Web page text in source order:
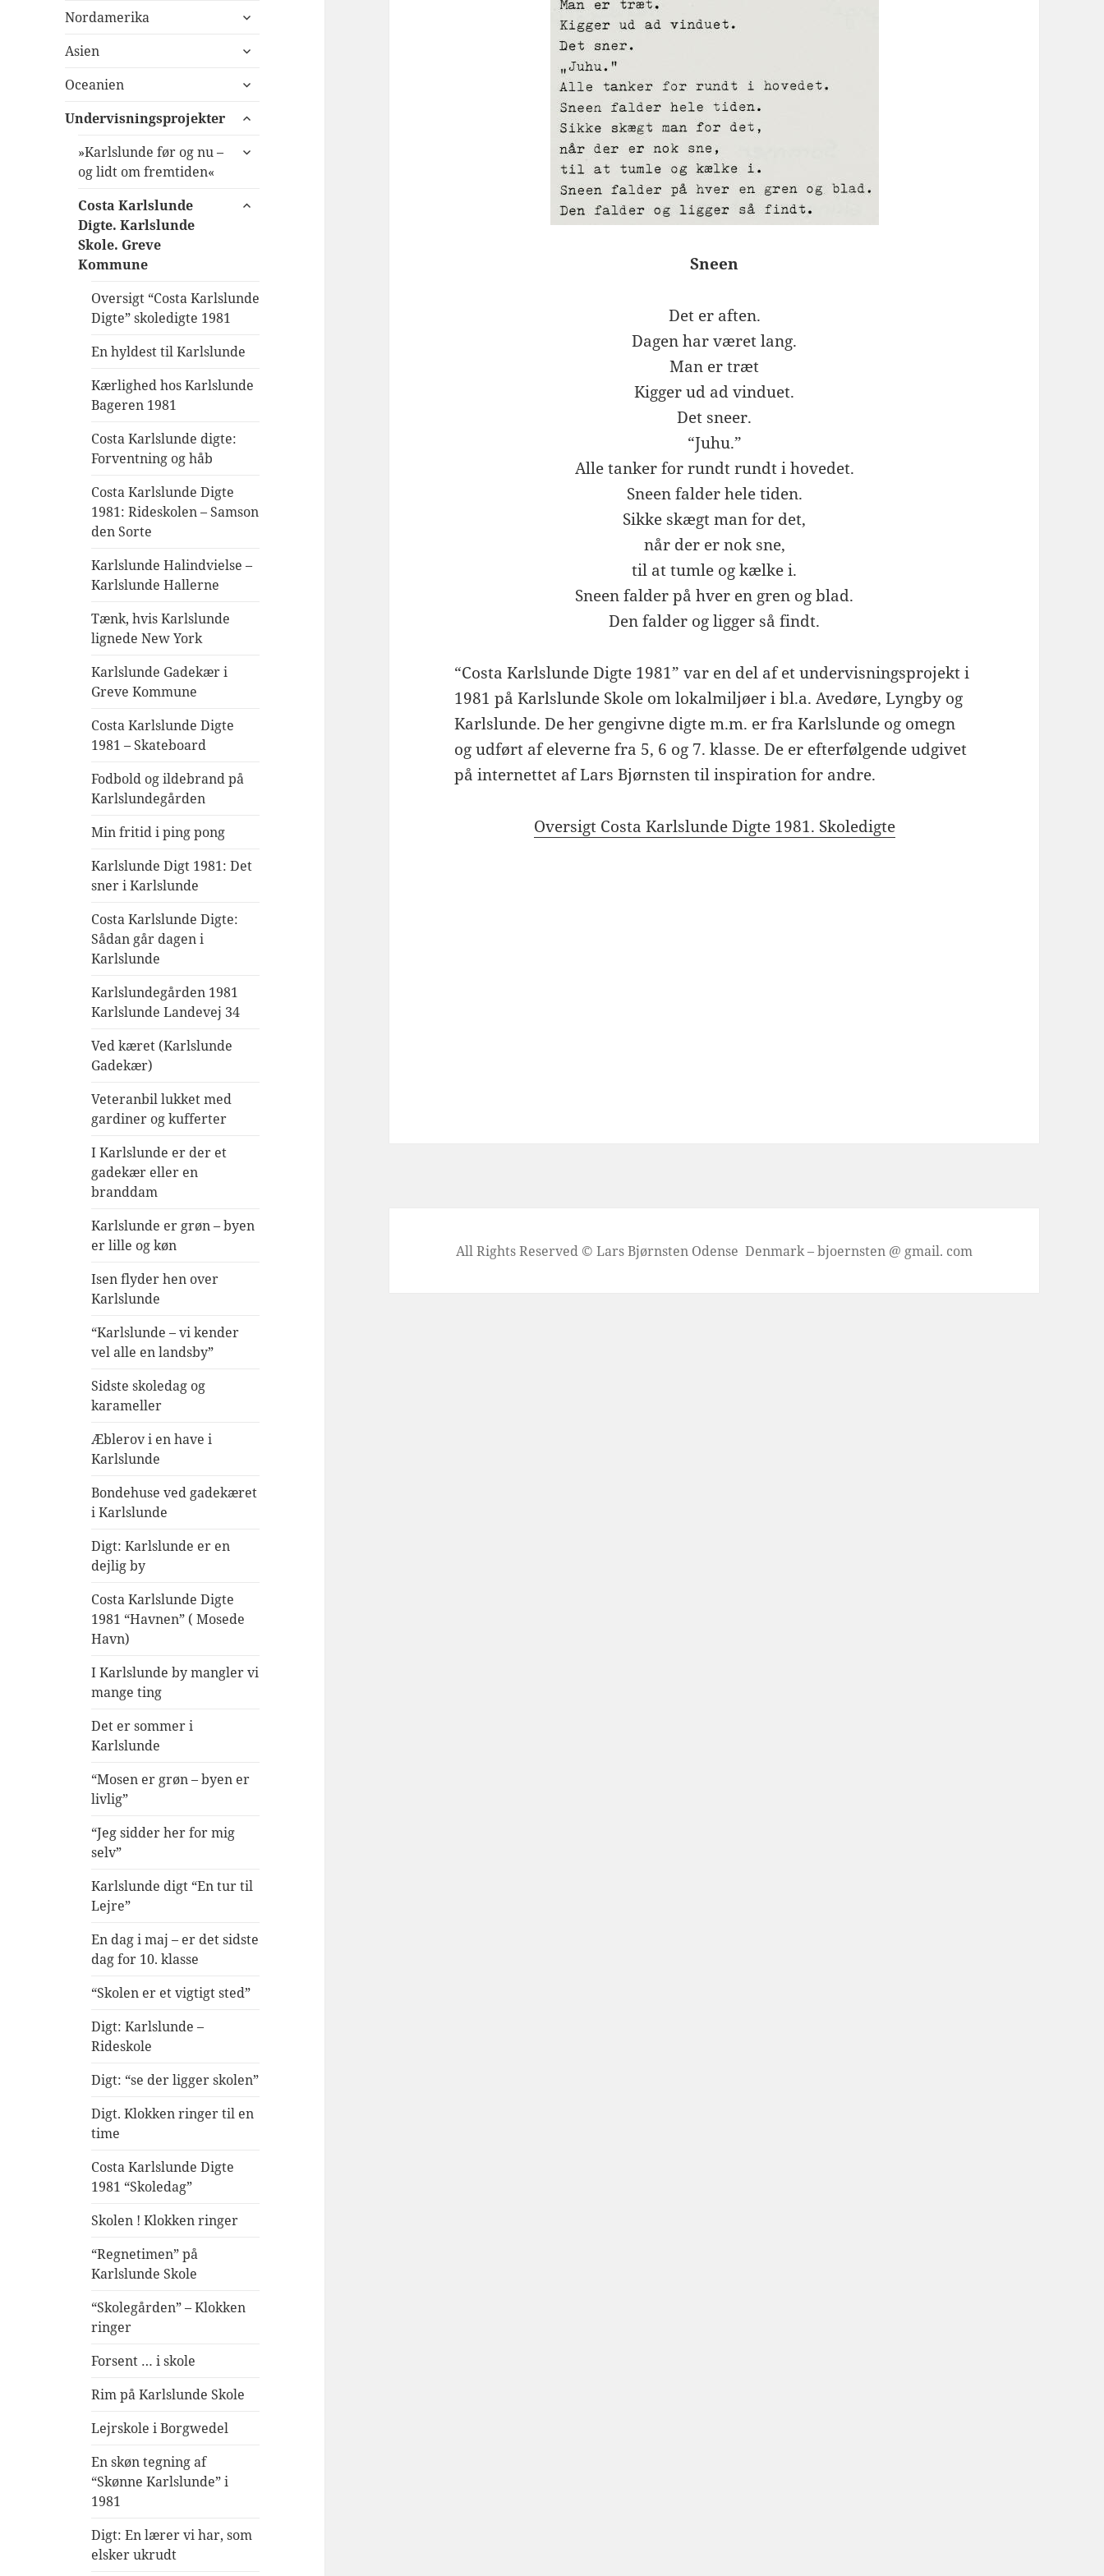
Nordamerika
udvid
Asien
udvid
Oceanien
udvid
Undervisningsprojekter
udvid
»Karlslunde før og nu –
og lidt om fremtiden«
udvid
Costa Karlslunde
Digte. Karlslunde
Skole. Greve
Kommune
udvid
Oversigt “Costa Karlslunde
Digte” skoledigte 1981
En hyldest til Karlslunde
Kærlighed hos Karlslunde
Bageren 1981
Costa Karlslunde digte:
Forventning og håb
Costa Karlslunde Digte
1981: Rideskolen – Samson
den Sorte
Karlslunde Halindvielse –
Karlslunde Hallerne
Tænk, hvis Karlslunde
lignede New York
Karlslunde Gadekær i
Greve Kommune
Costa Karlslunde Digte
1981 – Skateboard
Fodbold og ildebrand på
Karlslundegården
Min fritid i ping pong
Karlslunde Digt 1981: Det
sner i Karlslunde
Costa Karlslunde Digte:
Sådan går dagen i
Karlslunde
Karlslundegården 1981
Karlslunde Landevej 34
Ved kæret (Karlslunde
Gadekær)
Veteranbil lukket med
gardiner og kufferter
I Karlslunde er der et
gadekær eller en
branddam
Karlslunde er grøn – byen
er lille og køn
Isen flyder hen over
Karlslunde
“Karlslunde – vi kender
vel alle en landsby”
Sidste skoledag og
karameller
Æblerov i en have i
Karlslunde
Bondehuse ved gadekæret
i Karlslunde
Digt: Karlslunde er en
dejlig by
Costa Karlslunde Digte
1981 “Havnen” ( Mosede
Havn)
I Karlslunde by mangler vi
mange ting
Det er sommer i
Karlslunde
“Mosen er grøn – byen er
livlig”
“Jeg sidder her for mig
selv”
Karlslunde digt “En tur til
Lejre”
En dag i maj – er det sidste
dag for 10. klasse
“Skolen er et vigtigt sted”
Digt: Karlslunde –
Rideskole
Digt: “se der ligger skolen”
Digt. Klokken ringer til en
time
Costa Karlslunde Digte
1981 “Skoledag”
Skolen ! Klokken ringer
“Regnetimen” på
Karlslunde Skole
“Skolegården” – Klokken
ringer
Forsent … i skole
Rim på Karlslunde Skole
Lejrskole i Borgwedel
En skøn tegning af
“Skønne Karlslunde” i
1981
Digt: En lærer vi har, som
elsker ukrudt
Sneen
Det er aften.
Dagen har været lang.
Man er træt
Kigger ud ad vinduet.
Det sneer.
“Juhu.”
Alle tanker for rundt rundt i hovedet.
Sneen falder hele tiden.
Sikke skægt man for det,
når der er nok sne,
til at tumle og kælke i.
Sneen falder på hver en gren og blad.
Den falder og ligger så findt.
“Costa Karlslunde Digte 1981” var en del af et undervisningsprojekt i
1981 på Karlslunde Skole om lokalmiljøer i bl.a. Avedøre, Lyngby og
Karlslunde. De her gengivne digte m.m. er fra Karlslunde og omegn
og udført af eleverne fra 5, 6 og 7. klasse. De er efterfølgende udgivet
på internettet af Lars Bjørnsten til inspiration for andre.
Oversigt Costa Karlslunde Digte 1981. Skoledigte
All Rights Reserved © Lars Bjørnsten Odense Denmark – bjoernsten @ gmail. com